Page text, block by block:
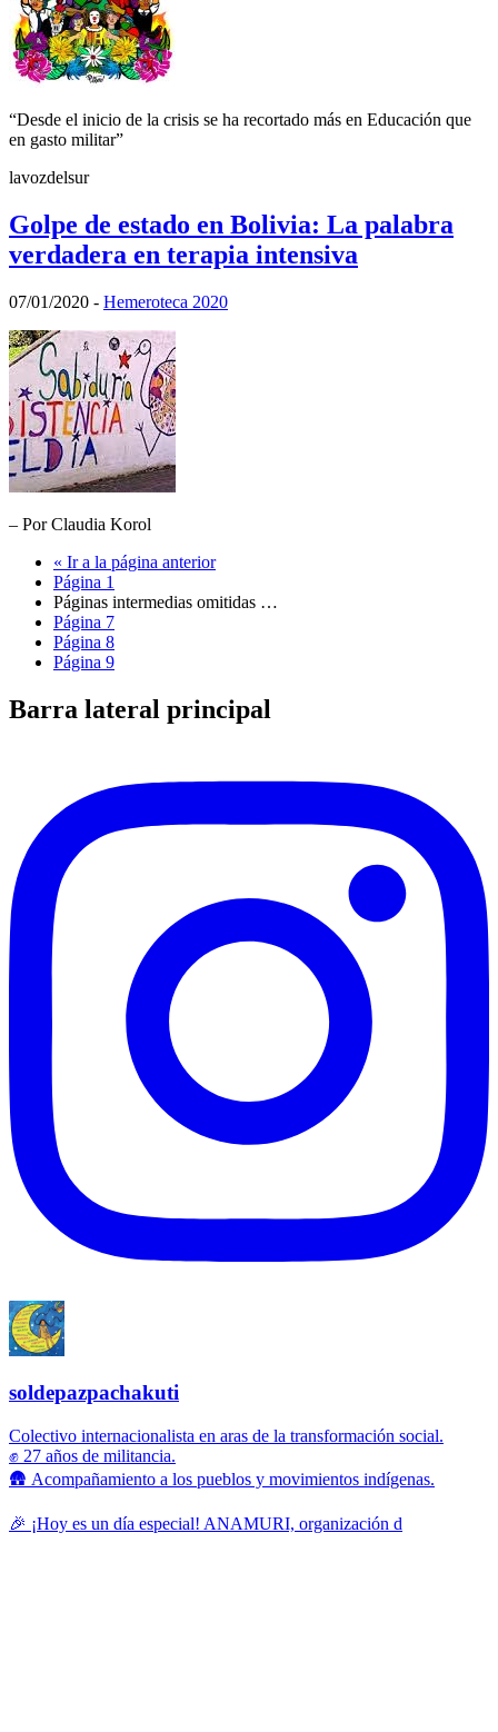
“Desde el inicio de la crisis se ha recortado más en Educación que
en gasto militar”
lavozdelsur
Golpe de estado en Bolivia: La palabra
verdadera en terapia intensiva
07/01/2020 - Hemeroteca 2020
– Por Claudia Korol
« Ir a la página anterior
Página 1
Páginas intermedias omitidas …
Página 7
Página 8
Página 9
Barra lateral principal
soldepazpachakuti
Colectivo internacionalista en aras de la transformación social.
✊ 27 años de militancia.
🛖 Acompañamiento a los pueblos y movimientos indígenas.
🎉 ¡Hoy es un día especial! ANAMURI, organización d